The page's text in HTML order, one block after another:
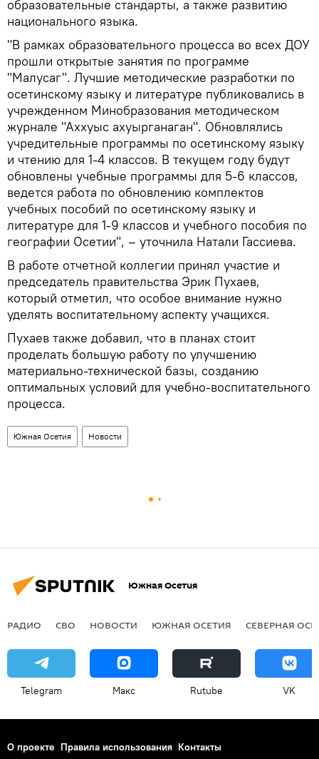
образовательные стандарты, а также развитию
национального языка.
"В рамках образовательного процесса во всех ДОУ
прошли открытые занятия по программе
"Малусаг". Лучшие методические разработки по
осетинскому языку и литературе публиковались в
учрежденном Минобразования методическом
журнале "Аххуыс ахуырганаган". Обновлялись
учредительные программы по осетинскому языку
и чтению для 1-4 классов. В текущем году будут
обновлены учебные программы для 5-6 классов,
ведется работа по обновлению комплектов
учебных пособий по осетинскому языку и
литературе для 1-9 классов и учебного пособия по
географии Осетии", – уточнила Натали Гассиева.
В работе отчетной коллегии принял участие и
председатель правительства Эрик Пухаев,
который отметил, что особое внимание нужно
уделять воспитательному аспекту учащихся.
Пухаев также добавил, что в планах стоит
проделать большую работу по улучшению
материально-технической базы, созданию
оптимальных условий для учебно-воспитательного
процесса.
Южная Осетия Новости
Южная Осетия
РАДИО СВО НОВОСТИ ЮЖНАЯ ОСЕТИЯ СЕВЕРНАЯ
Telegram Макс Rutube VK
О проекте Правила использования Контакты